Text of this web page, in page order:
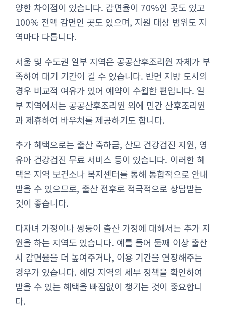
양한 차이점이 있습니다. 감면율이 70%인 곳도 있고
100% 전액 감면인 곳도 있으며, 지원 대상 범위도 지
역마다 다릅니다.
서울 및 수도권 일부 지역은 공공산후조리원 자체가 부
족하여 대기 기간이 길 수 있습니다. 반면 지방 도시의
경우 비교적 여유가 있어 예약이 수월한 편입니다. 일
부 지역에서는 공공산후조리원 외에 민간 산후조리원
과 제휴하여 바우처를 제공하기도 합니다.
추가 혜택으로는 출산 축하금, 산모 건강검진 지원, 영
유아 건강검진 무료 서비스 등이 있습니다. 이러한 혜
택은 지역 보건소나 복지센터를 통해 통합적으로 안내
받을 수 있으므로, 출산 전후로 적극적으로 상담받는
것이 좋습니다.
다자녀 가정이나 쌍둥이 출산 가정에 대해서는 추가 지
원을 하는 지역도 있습니다. 예를 들어 둘째 이상 출산
시 감면율을 더 높여주거나, 이용 기간을 연장해주는
경우가 있습니다. 해당 지역의 세부 정책을 확인하여
받을 수 있는 혜택을 빠짐없이 챙기는 것이 중요합니
다.